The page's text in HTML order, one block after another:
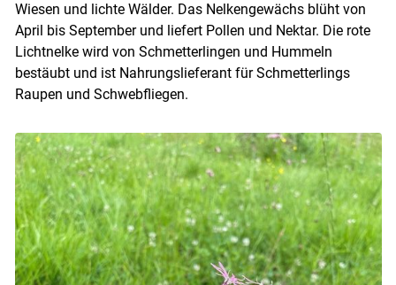
Wiesen und lichte Wälder. Das Nelkengewächs blüht von
April bis September und liefert Pollen und Nektar. Die rote
Lichtnelke wird von Schmetterlingen und Hummeln
bestäubt und ist Nahrungslieferant für Schmetterlings
Raupen und Schwebfliegen.